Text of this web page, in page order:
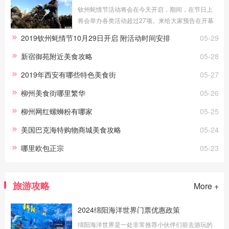
钦州蚝情节活动将会在今天开启，期间，在节日上
将会举办各类活动超过27项。来给大家预告在开幕
彩，后续还有热闹的千人蚝宴，精彩不停。
05-29
2019钦州蚝情节10月29日开启 附活动时间安排
05-28
新宿御苑附近美食攻略
05-27
2019年西安有哪些特色美食街
05-26
柳州美食街哪里繁华
05-25
柳州网红螺蛳粉有哪家
05-24
美国巴克海特购物商城美食攻略
05-23
哪里欧包正宗
旅游攻略 More +
2024绵阳海洋世界门票优惠政策
绵阳海洋世界是一处非常推荐小伙伴们前去游玩的